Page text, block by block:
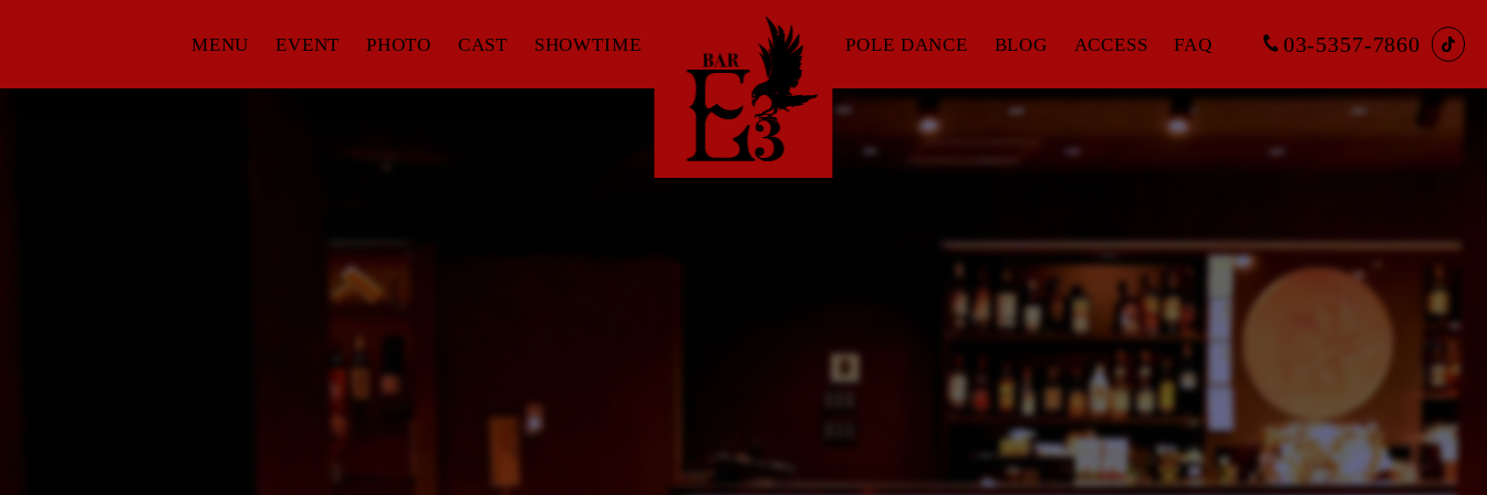
MENU EVENT PHOTO CAST SHOWTIME POLE DANCE BLOG ACCESS FAQ 03-5357-7860